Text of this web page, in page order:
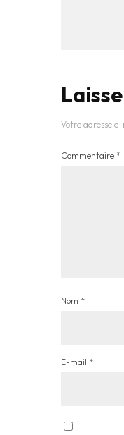
Votre adresse
Commentaire *
Nom *
E-mail *